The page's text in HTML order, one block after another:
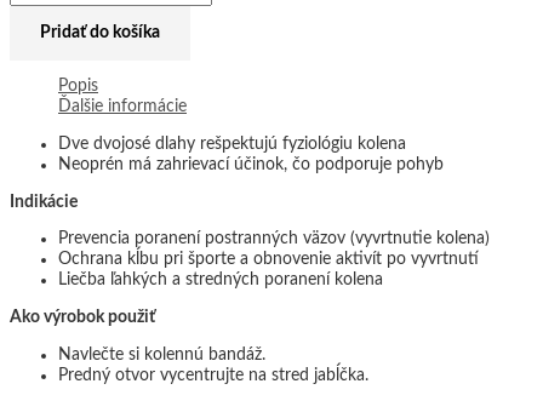
Pridať do košíka
Popis
Ďalšie informácie
Dve dvojosé dlahy rešpektujú fyziológiu kolena
Neoprén má zahrievací účinok, čo podporuje pohyb
Indikácie
Prevencia poranení postranných väzov (vyvrtnutie kolena)
Ochrana kĺbu pri športe a obnovenie aktivít po vyvrtnutí
Liečba ľahkých a stredných poranení kolena
Ako výrobok použiť
Navlečte si kolennú bandáž.
Predný otvor vycentrujte na stred jabĺčka.